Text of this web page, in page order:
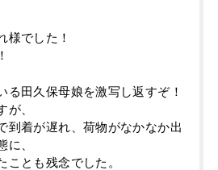
様でした！
る田久保母娘を激写し返すぞ！
が、
到着が遅れ、荷物がなかなか出
に、
ことも残念でした。